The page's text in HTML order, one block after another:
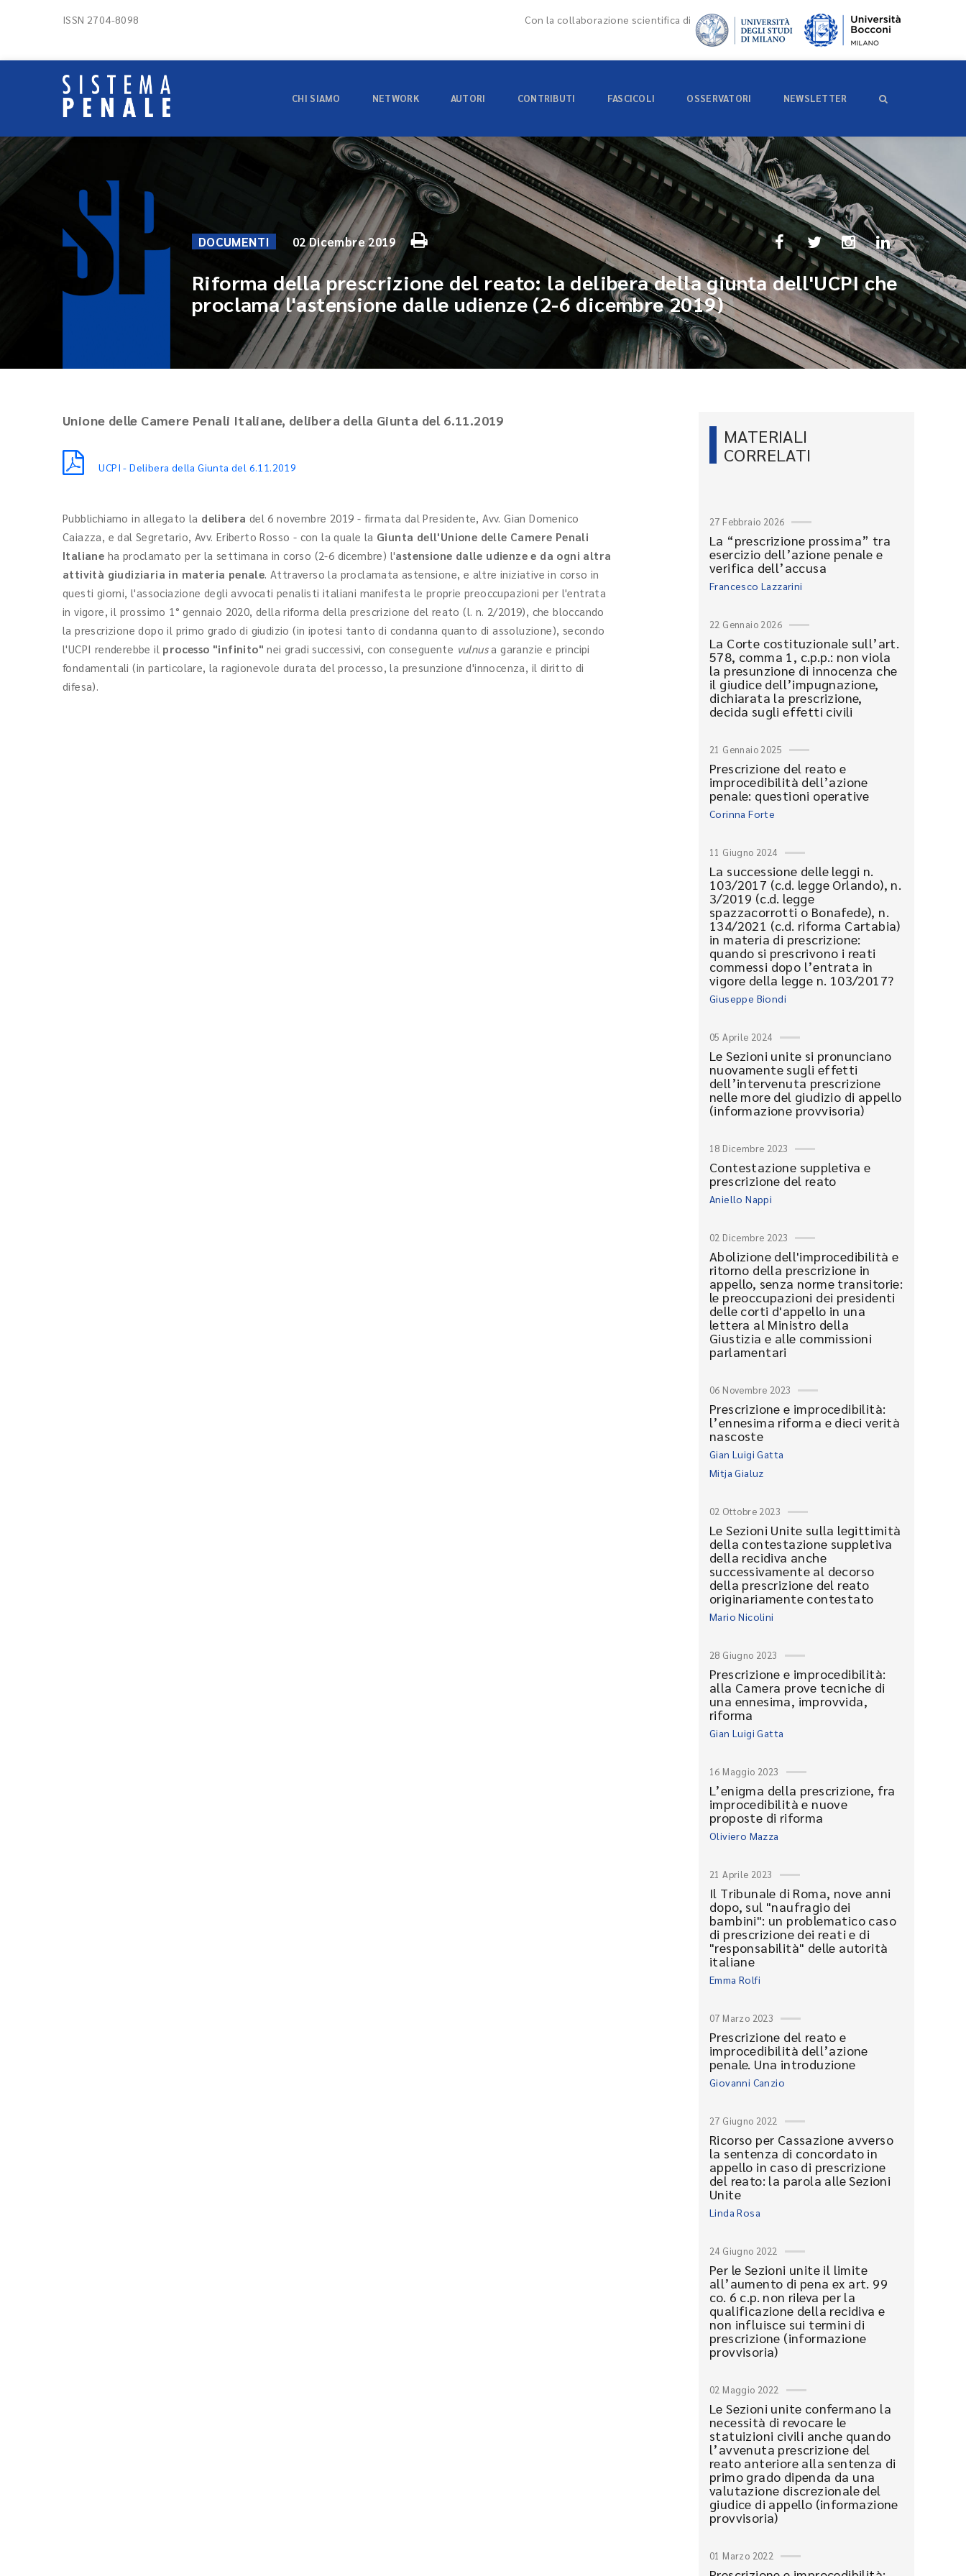
ISSN 2704-8098 Con la collaborazione scientifica di
CHI SIAMO NETWORK AUTORI CONTRIBUTI FASCICOLI OSSERVATORI NEWSLETTER
DOCUMENTI 02 Dicembre 2019
Riforma della prescrizione del reato: la delibera della giunta dell'UCPI che
proclama l'astensione dalle udienze (2-6 dicembre 2019)
Unione delle Camere Penali Italiane, delibera della Giunta del 6.11.2019
UCPI - Delibera della Giunta del 6.11.2019
Pubblichiamo in allegato la delibera del 6 novembre 2019 - firmata dal Presidente, Avv. Gian Domenico
Caiazza, e dal Segretario, Avv. Eriberto Rosso - con la quale la Giunta dell'Unione delle Camere Penali
Italiane ha proclamato per la settimana in corso (2-6 dicembre) l'astensione dalle udienze e da ogni altra
attività giudiziaria in materia penale. Attraverso la proclamata astensione, e altre iniziative in corso in
questi giorni, l'associazione degli avvocati penalisti italiani manifesta le proprie preoccupazioni per l'entrata
in vigore, il prossimo 1° gennaio 2020, della riforma della prescrizione del reato (l. n. 2/2019), che bloccando
la prescrizione dopo il primo grado di giudizio (in ipotesi tanto di condanna quanto di assoluzione), secondo
l'UCPI renderebbe il processo "infinito" nei gradi successivi, con conseguente vulnusa garanzie e principi
fondamentali (in particolare, la ragionevole durata del processo, la presunzione d'innocenza, il diritto di
difesa).
MATERIALI
CORRELATI
27 Febbraio 2026
La “prescrizione prossima” tra
esercizio dell’azione penale e
verifica dell’accusa
Francesco Lazzarini
22 Gennaio 2026
La Corte costituzionale sull’art.
578, comma 1, c.p.p.: non viola
la presunzione di innocenza che
il giudice dell’impugnazione,
dichiarata la prescrizione,
decida sugli effetti civili
21 Gennaio 2025
Prescrizione del reato e
improcedibilità dell’azione
penale: questioni operative
Corinna Forte
11 Giugno 2024
La successione delle leggi n.
103/2017 (c.d. legge Orlando), n.
3/2019 (c.d. legge
spazzacorrotti o Bonafede), n.
134/2021 (c.d. riforma Cartabia)
in materia di prescrizione:
quando si prescrivono i reati
commessi dopo l’entrata in
vigore della legge n. 103/2017?
Giuseppe Biondi
05 Aprile 2024
Le Sezioni unite si pronunciano
nuovamente sugli effetti
dell’intervenuta prescrizione
nelle more del giudizio di appello
(informazione provvisoria)
18 Dicembre 2023
Contestazione suppletiva e
prescrizione del reato
Aniello Nappi
02 Dicembre 2023
Abolizione dell'improcedibilità e
ritorno della prescrizione in
appello, senza norme transitorie:
le preoccupazioni dei presidenti
delle corti d'appello in una
lettera al Ministro della
Giustizia e alle commissioni
parlamentari
06 Novembre 2023
Prescrizione e improcedibilità:
l’ennesima riforma e dieci verità
nascoste
Gian Luigi Gatta
Mitja Gialuz
02 Ottobre 2023
Le Sezioni Unite sulla legittimità
della contestazione suppletiva
della recidiva anche
successivamente al decorso
della prescrizione del reato
originariamente contestato
Mario Nicolini
28 Giugno 2023
Prescrizione e improcedibilità:
alla Camera prove tecniche di
una ennesima, improvvida,
riforma
Gian Luigi Gatta
16 Maggio 2023
L’enigma della prescrizione, fra
improcedibilità e nuove
proposte di riforma
Oliviero Mazza
21 Aprile 2023
Il Tribunale di Roma, nove anni
dopo, sul "naufragio dei
bambini": un problematico caso
di prescrizione dei reati e di
"responsabilità" delle autorità
italiane
Emma Rolfi
07 Marzo 2023
Prescrizione del reato e
improcedibilità dell’azione
penale. Una introduzione
Giovanni Canzio
27 Giugno 2022
Ricorso per Cassazione avverso
la sentenza di concordato in
appello in caso di prescrizione
del reato: la parola alle Sezioni
Unite
Linda Rosa
24 Giugno 2022
Per le Sezioni unite il limite
all’aumento di pena ex art. 99
co. 6 c.p. non rileva per la
qualificazione della recidiva e
non influisce sui termini di
prescrizione (informazione
provvisoria)
02 Maggio 2022
Le Sezioni unite confermano la
necessità di revocare le
statuizioni civili anche quando
l’avvenuta prescrizione del
reato anteriore alla sentenza di
primo grado dipenda da una
valutazione discrezionale del
giudice di appello (informazione
provvisoria)
01 Marzo 2022